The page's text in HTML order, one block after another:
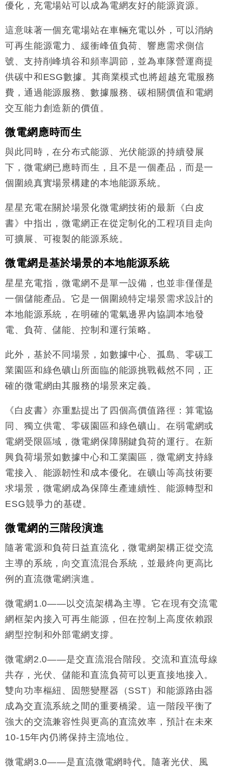
優化，充電場站可以成為電網友好的能源資源。
這意味著一個充電場站在車輛充電以外，可以消納
可再生能源電力、緩衝峰值負荷、響應需求側信
號、支持削峰填谷和頻率調節，並為車隊營運商提
供碳中和ESG數據。其商業模式也將超越充電服務
費，通過能源服務、數據服務、碳相關價值和電網
交互能力創造新的價值。
微電網應時而生
與此同時，在分布式能源、光伏能源的持續發展
下，微電網已應時而生，且不是一個產品，而是一
個圍繞真實場景構建的本地能源系統。
星星充電在關於場景化微電網技術的最新《白皮
書》中指出，微電網正在從定制化的工程項目走向
可擴展、可複製的能源系統。
微電網是基於場景的本地能源系統
星星充電指，微電網不是單一設備，也並非僅僅是
一個儲能產品。它是一個圍繞特定場景需求設計的
本地能源系統，在明確的電氣邊界內協調本地發
電、負荷、儲能、控制和運行策略。
此外，基於不同場景，如數據中心、孤島、零碳工
業園區和綠色礦山所面臨的能源挑戰截然不同，正
確的微電網由其服務的場景來定義。
《白皮書》亦重點提出了四個高價值路徑：算電協
同、獨立供電、零碳園區和綠色礦山。在弱電網或
電網受限區域，微電網保障關鍵負荷的運行。在新
興負荷場景如數據中心和工業園區，微電網支持綠
電接入、能源韌性和成本優化。在礦山等高技術要
求場景，微電網成為保障生產連續性、能源轉型和
ESG競爭力的基礎。
微電網的三階段演進
隨著電源和負荷日益直流化，微電網架構正從交流
主導的系統，向交直流混合系統，並最終向更高比
例的直流微電網演進。
微電網1.0——以交流架構為主導。它在現有交流電
網框架內接入可再生能源，但在控制上高度依賴跟
網型控制和外部電網支撐。
微電網2.0——是交直流混合階段。交流和直流母線
共存，光伏、儲能和直流負荷可以更直接地接入。
雙向功率樞紐、固態變壓器（SST）和能源路由器
成為交直流系統之間的重要橋梁。這一階段平衡了
強大的交流兼容性與更高的直流效率，預計在未來
10-15年內仍將保持主流地位。
微電網3.0——是直流微電網時代。隨著光伏、風